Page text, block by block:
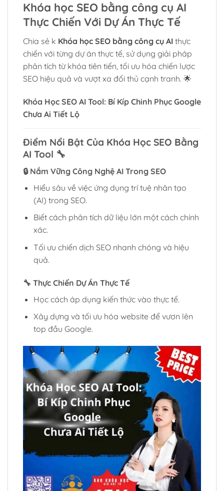
Khóa học SEO bằng công cụ AI
Thực Chiến Với Dự Án Thực Tế
Chia sẻ k Khóa học SEO bằng công cụ AI thực
chiến với từng dự án thực tế, sử dụng giải pháp
phân tích từ khóa tiên tiến, tối ưu hóa chiến lược
SEO hiệu quả và vượt xa đối thủ cạnh tranh. 🌟
Khóa Học SEO AI Tool: Bí Kíp Chinh Phục Google
Chưa Ai Tiết Lộ
Điểm Nổi Bật Của Khóa Học SEO Bằng
AI Tool 🔧
🔒 Nắm Vững Công Nghệ AI Trong SEO
Hiểu sâu về việc ứng dụng trí tuệ nhân tạo
(AI) trong SEO.
Biết cách phân tích dữ liệu lớn một cách chính
xác.
Tối ưu chiến dịch SEO nhanh chóng và hiệu
quả.
🔧 Thực Chiến Dự Án Thực Tế
Học cách áp dụng kiến thức vào thực tế.
Xây dựng và tối ưu hóa website để vươn lên
top đầu Google.